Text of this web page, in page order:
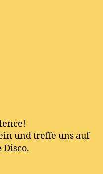
und treffe uns auf